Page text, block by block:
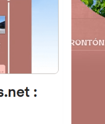
AÑADIR UN FRONTÓN
España